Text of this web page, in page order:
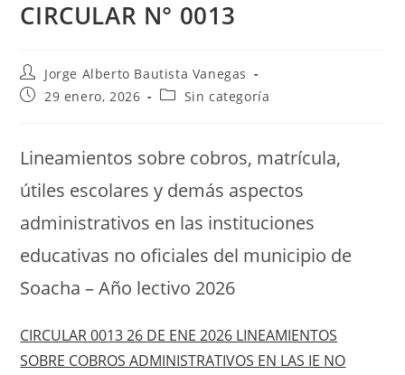
CIRCULAR N° 0013
Jorge Alberto Bautista Vanegas
29 enero, 2026
Sin categoría
Lineamientos sobre cobros, matrícula,
útiles escolares y demás aspectos
administrativos en las instituciones
educativas no oficiales del municipio de
Soacha – Año lectivo 2026
CIRCULAR 0013 26 DE ENE 2026 LINEAMIENTOS
SOBRE COBROS ADMINISTRATIVOS EN LAS IE NO